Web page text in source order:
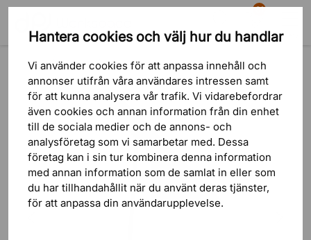
Hantera cookies och välj hur du handlar
Vi använder cookies för att anpassa innehåll och
annonser utifrån våra användares intressen samt
för att kunna analysera vår trafik. Vi vidarebefordrar
även cookies och annan information från din enhet
till de sociala medier och de annons- och
analysföretag som vi samarbetar med. Dessa
företag kan i sin tur kombinera denna information
med annan information som de samlat in eller som
du har tillhandahållit när du använt deras tjänster,
för att anpassa din användarupplevelse.
Sök
81
Varukorg Meny